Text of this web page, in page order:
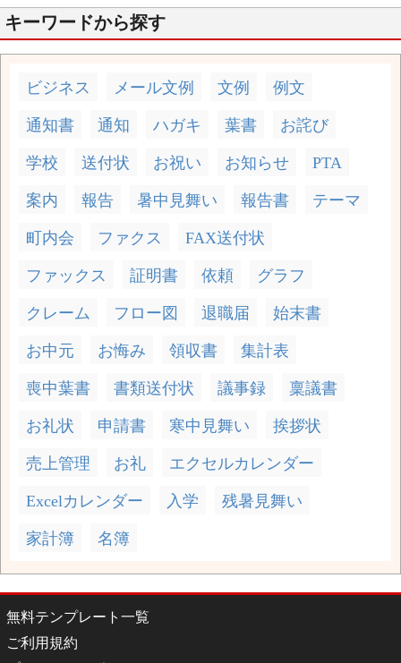
キーワードから探す
ビジネス メール文例 文例 例文
通知書 通知 ハガキ 葉書 お詫び
学校 送付状 お祝い お知らせ PTA
案内 報告 暑中見舞い 報告書 テーマ
町内会 ファクス FAX送付状
ファックス 証明書 依頼 グラフ
クレーム フロー図 退職届 始末書
お中元 お悔み 領収書 集計表
喪中葉書 書類送付状 議事録 稟議書
お礼状 申請書 寒中見舞い 挨拶状
売上管理 お礼 エクセルカレンダー
Excelカレンダー 入学 残暑見舞い
家計簿 名簿
無料テンプレート一覧
ご利用規約